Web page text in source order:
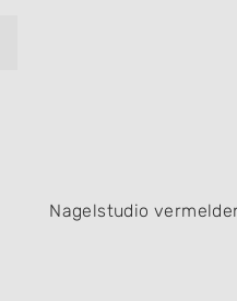
Nagelstudio